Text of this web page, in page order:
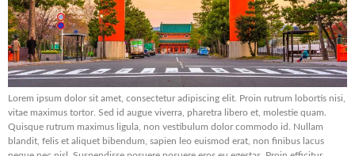
Lorem ipsum dolor sit amet, consectetur adipiscing elit. Proin rutrum lobortis nisi,
vitae maximus tortor. Sed id augue viverra, pharetra libero et, molestie quam.
Quisque rutrum maximus ligula, non vestibulum dolor commodo id. Nullam
blandit, felis et aliquet bibendum, sapien leo euismod erat, non finibus lacus